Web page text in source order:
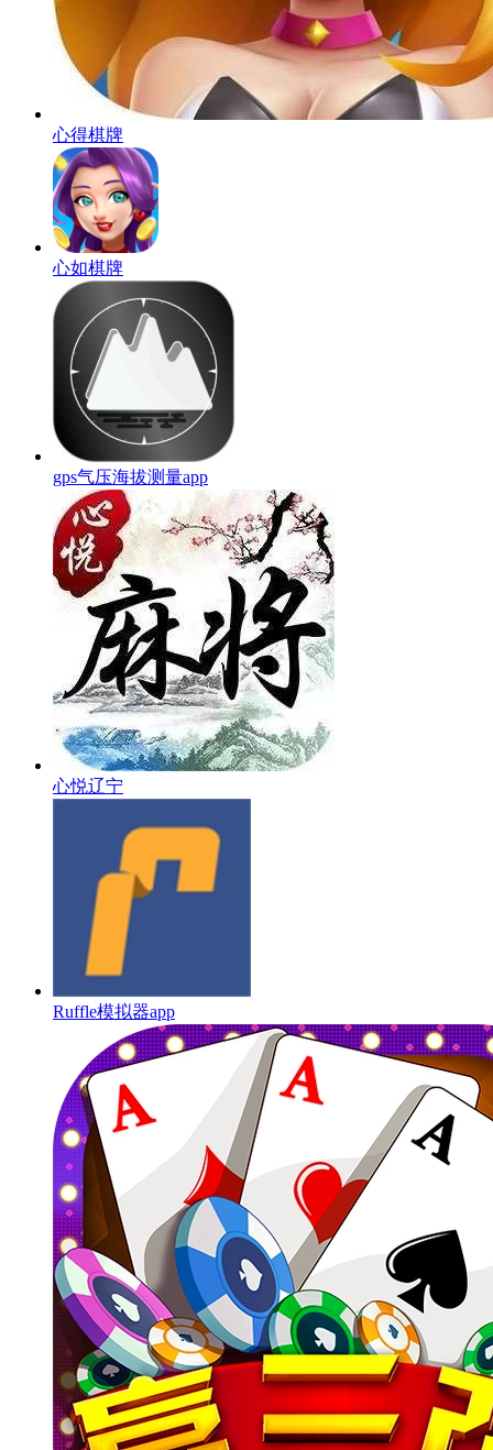
心得棋牌
心如棋牌
gps气压海拔测量app
心悦辽宁
Ruffle模拟器app